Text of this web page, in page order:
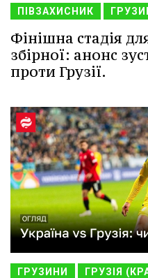
ПІВЗАХИСНИК
Фінішна стадія
збірної: анонс
проти Грузії.
ГРУЗИНИ ГРУЗІЯ